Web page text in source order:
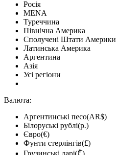
Росія
MENA
Туреччина
Північна Америка
Сполучені Штати Америки
Латинська Америка
Аргентина
Азія
Усі регіони
Валюта:
Аргентинські песо(AR$)
Білоруські рублі(р.)
Євро(€)
Фунти стерлінгів(£)
Грузинські ларі(₾)